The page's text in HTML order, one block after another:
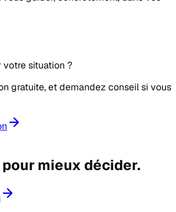
votre situation ?
gratuite, et demandez conseil si vous
mieux décider.